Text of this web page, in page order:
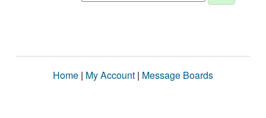
Home | My Account | Message Boards